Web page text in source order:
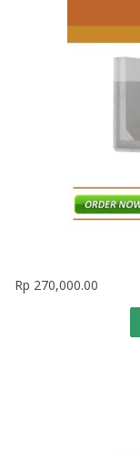
Rp 270,000.00